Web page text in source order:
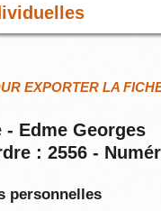
EXPORTER LA
- Edme Georges
: 2556 -
personnelles